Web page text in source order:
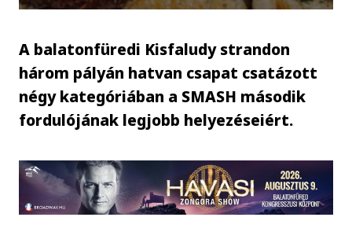
A balatonfüredi Kisfaludy strandon
három pályán hatvan csapat csatázott
négy kategóriában a SMASH második
fordulójának legjobb helyezéseiért.